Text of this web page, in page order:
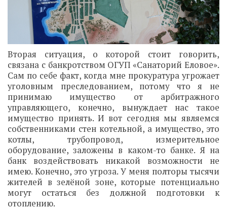
Вторая ситуация, о которой стоит говорить,
связана с банкротством ОГУП «Санаторий Еловое».
Сам по себе факт, когда мне прокуратура угрожает
уголовным преследованием, потому что я не
принимаю имущество от арбитражного
управляющего, конечно, вынуждает нас такое
имущество принять. И вот сегодня мы являемся
собственниками стен котельной, а имущество, это
котлы, трубопровод, измерительное
оборудование, заложены в каком-то банке. Я на
банк воздействовать никакой возможности не
имею. Конечно, это угроза. У меня полторы тысячи
жителей в зелёной зоне, которые потенциально
могут остаться без должной подготовки к
отоплению.